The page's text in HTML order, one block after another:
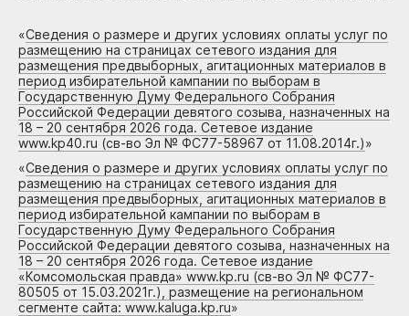
«Сведения о размере и других условиях оплаты услуг по
размещению на страницах сетевого издания для
размещения предвыборных, агитационных материалов в
период избирательной кампании по выборам в
Государственную Думу Федерального Собрания
Российской Федерации девятого созыва, назначенных на
18 – 20 сентября 2026 года. Сетевое издание
www.kp40.ru (св-во Эл № ФС77-58967 от 11.08.2014г.)»
«Сведения о размере и других условиях оплаты услуг по
размещению на страницах сетевого издания для
размещения предвыборных, агитационных материалов в
период избирательной кампании по выборам в
Государственную Думу Федерального Собрания
Российской Федерации девятого созыва, назначенных на
18 – 20 сентября 2026 года. Сетевое издание
«Комсомольская правда» www.kp.ru (св-во Эл № ФС77-
80505 от 15.03.2021г.), размещение на региональном
сегменте сайта: www.kaluga.kp.ru»